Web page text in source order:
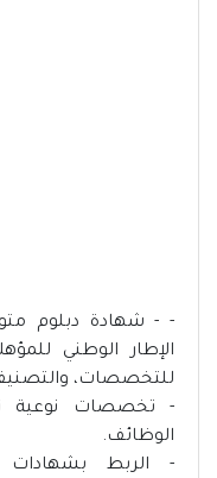
- - شهادة دبلوم
الإطار الوطني
للتخصصات،
- تخصصات نوعية
الوظائف.
- الربط